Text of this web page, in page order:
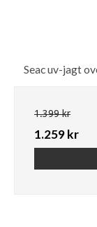
Seac uv-jagt
1.399 kr
1.259 kr